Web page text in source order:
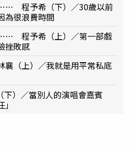
程予希（下）／30歲以前
很浪費時間
程予希（上）／第一部戲
挫敗感
（上）／我就是用平常私底
）／當別人的演唱會嘉賓